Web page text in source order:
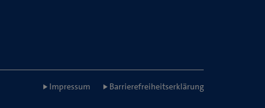
Impressum Barrierefreiheitserklärung